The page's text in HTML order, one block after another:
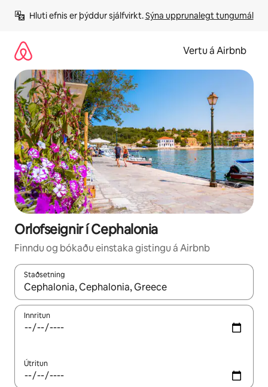
beint
Hluti efnis er þýddur sjálfvirkt. Sýna upprunalegt tungumál
Vertu á Airbnb
Orlofseignir í Cephalonia
Finndu og bókaðu einstaka gistingu á Airbnb
Staðsetning
Þegar niðurstöður liggja fyrir skaltu nota upp og niður
Innritun
Útritun